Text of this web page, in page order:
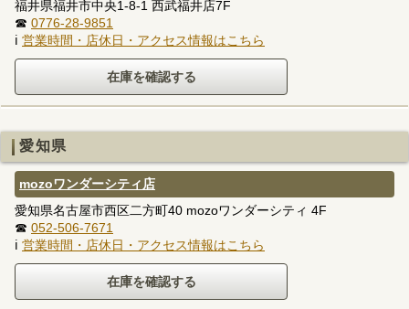
福井県福井市中央1-8-1 西武福井店7F
☎ 0776-28-9851
ℹ 営業時間・店休日・アクセス情報はこちら
愛知県
mozoワンダーシティ店
愛知県名古屋市西区二方町40 mozoワンダーシティ 4F
☎ 052-506-7671
ℹ 営業時間・店休日・アクセス情報はこちら